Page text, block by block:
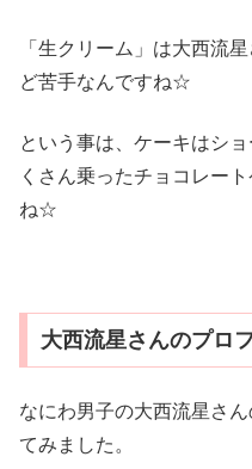
「生クリーム」は大西流
ど苦手なんですね☆
という事は、ケーキはシ
くさん乗ったチョコレー
ね☆
大西流星さんのプロ
なにわ男子の大西流星さ
てみました。